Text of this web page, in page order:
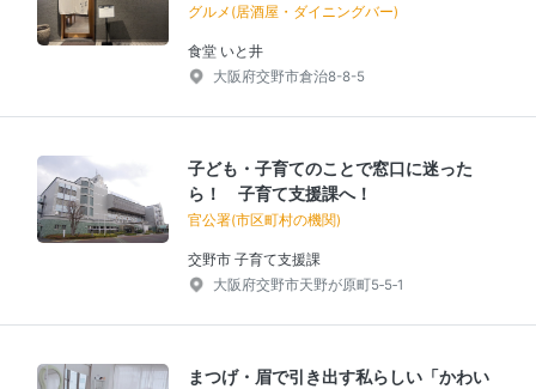
グルメ(居酒屋・ダイニングバー)
食堂 いと井
大阪府交野市倉治8-8-5
子ども・子育てのことで窓口に迷った
ら！ 子育て支援課へ！
官公署(市区町村の機関)
交野市 子育て支援課
大阪府交野市天野が原町5‐5‐1
まつげ・眉で引き出す私らしい「かわい